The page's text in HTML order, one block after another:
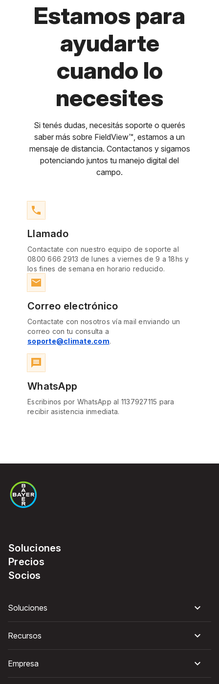
Estamos para
ayudarte
cuando lo
necesites
Si tenés dudas, necesitás soporte o querés
saber más sobre FieldView™, estamos a un
mensaje de distancia. Contactanos y sigamos
potenciando juntos tu manejo digital del
campo.
phone
Llamado
Contactate con nuestro equipo de soporte al
0800 666 2913 de lunes a viernes de 9 a 18hs y
los fines de semana en horario reducido.
email
Correo electrónico
Contactate con nosotros vía mail enviando un
correo con tu consulta a
soporte@climate.com.
message
WhatsApp
Escribinos por WhatsApp al 1137927115 para
recibir asistencia inmediata.
Soluciones
Precios
Socios
Soluciones
Recursos
Empresa